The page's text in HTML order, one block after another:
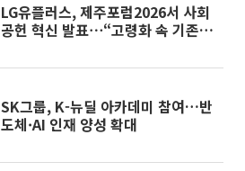
LG유플러스, 제주포럼2026서 사회
공헌 혁신 발표⋯“고령화 속 기존
SK그룹, K-뉴딜 아카데미 참여…반
도체·AI 인재 양성 확대